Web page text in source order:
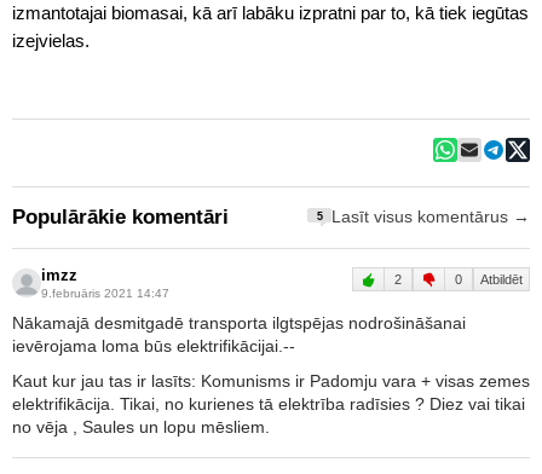
izmantotajai biomasai, kā arī labāku izpratni par to, kā tiek iegūtas
izejvielas.
Populārākie komentāri 5 Lasīt visus komentārus →
imzz
9.februāris 2021 14:47
2 0 Atbildēt
Nākamajā desmitgadē transporta ilgtspējas nodrošināšanai
ievērojama loma būs elektrifikācijai.--
Kaut kur jau tas ir lasīts: Komunisms ir Padomju vara + visas zemes
elektrifikācija. Tikai, no kurienes tā elektrība radīsies ? Diez vai tikai
no vēja , Saules un lopu mēsliem.